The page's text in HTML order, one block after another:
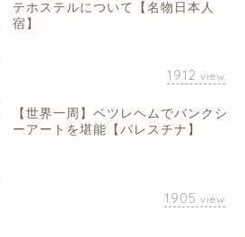
テホステルについて【名物日本人
宿】
1912 view
【世界一周】ベツレヘムでバンクシ
ーアートを堪能【パレスチナ】
1905 view